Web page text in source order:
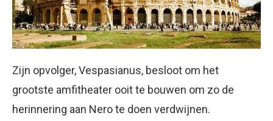
Zijn opvolger, Vespasianus, besloot om het
grootste amfitheater ooit te bouwen om zo de
herinnering aan Nero te doen verdwijnen.